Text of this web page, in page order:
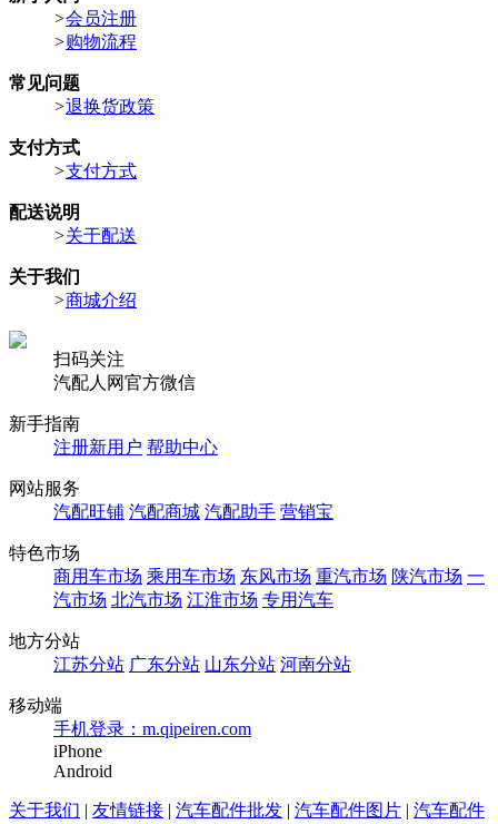
>会员注册
>购物流程
常见问题
>退换货政策
支付方式
>支付方式
配送说明
>关于配送
关于我们
>商城介绍
扫码关注
汽配人网官方微信
新手指南
注册新用户 帮助中心
网站服务
汽配旺铺 汽配商城 汽配助手 营销宝
特色市场
商用车市场 乘用车市场 东风市场 重汽市场 陕汽市场 一
汽市场 北汽市场 江淮市场 专用汽车
地方分站
江苏分站 广东分站 山东分站 河南分站
移动端
手机登录：m.qipeiren.com
iPhone
Android
关于我们 | 友情链接 | 汽车配件批发 | 汽车配件图片 | 汽车配件